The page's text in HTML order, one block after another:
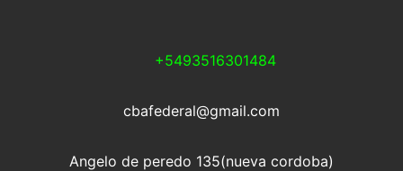
+5493516301484
cbafederal@gmail.com
Angelo de peredo 135(nueva cordoba)